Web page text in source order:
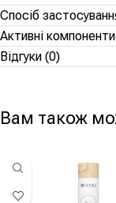
Спосіб
Активні компоненти
Відгуки (0)
Вам також